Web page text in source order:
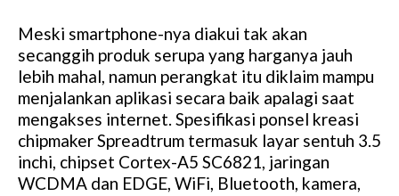
Meski smartphone-nya diakui tak akan
secanggih produk serupa yang harganya jauh
lebih mahal, namun perangkat itu diklaim mampu
menjalankan aplikasi secara baik apalagi saat
mengakses internet. Spesifikasi ponsel kreasi
chipmaker Spreadtrum termasuk layar sentuh 3.5
inchi, chipset Cortex-A5 SC6821, jaringan
WCDMA dan EDGE, WiFi, Bluetooth, kamera,